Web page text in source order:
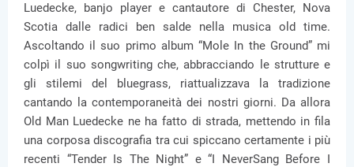
Luedecke, banjo player e cantautore di Chester, Nova
Scotia dalle radici ben salde nella musica old time.
Ascoltando il suo primo album “Mole In the Ground” mi
colpì il suo songwriting che, abbracciando le strutture e
gli stilemi del bluegrass, riattualizzava la tradizione
cantando la contemporaneità dei nostri giorni. Da allora
Old Man Luedecke ne ha fatto di strada, mettendo in fila
una corposa discografia tra cui spiccano certamente i più
recenti “Tender Is The Night” e “I NeverSang Before I